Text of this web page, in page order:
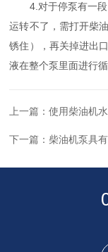
4.对于停泵有一段
运转不了，需打开柴
锈住），再关掉进出
液在整个泵里面进行
上一篇：使用柴油机
下一篇： 柴油机泵具